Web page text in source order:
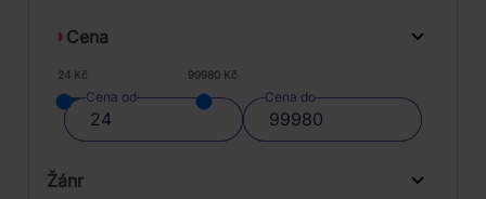
Cena
24 Kč 99980 Kč
Cena od Cena do
Žánr